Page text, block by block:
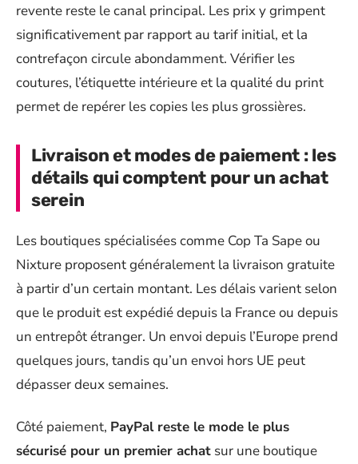
revente reste le canal principal. Les prix y grimpent
significativement par rapport au tarif initial, et la
contrefaçon circule abondamment. Vérifier les
coutures, l’étiquette intérieure et la qualité du print
permet de repérer les copies les plus grossières.
Livraison et modes de paiement : les
détails qui comptent pour un achat
serein
Les boutiques spécialisées comme Cop Ta Sape ou
Nixture proposent généralement la livraison gratuite
à partir d’un certain montant. Les délais varient selon
que le produit est expédié depuis la France ou depuis
un entrepôt étranger. Un envoi depuis l’Europe prend
quelques jours, tandis qu’un envoi hors UE peut
dépasser deux semaines.
Côté paiement, PayPal reste le mode le plus
sécurisé pour un premier achat sur une boutique